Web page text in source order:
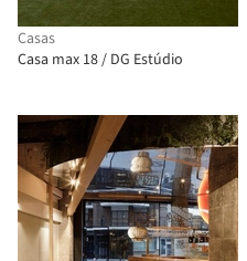
Casas
Casa max 18 / DG Estúdio